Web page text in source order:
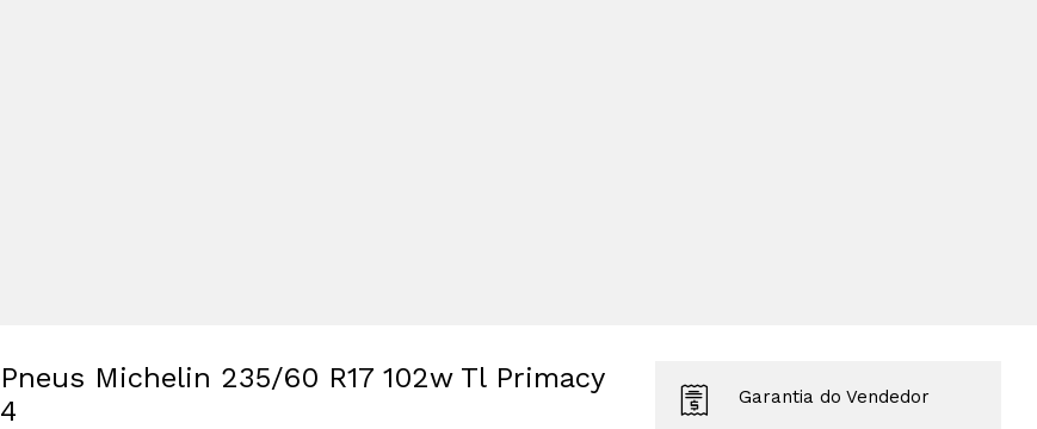
Pneus Michelin 235/60 R17 102w Tl Primacy
4
Garantia do Vendedor